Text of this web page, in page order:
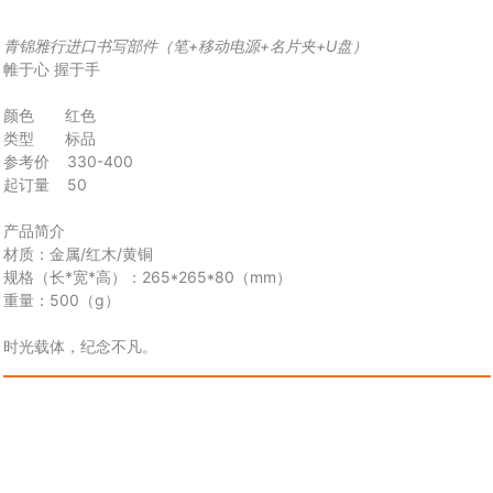
青锦雅行进口书写部件（笔+移动电源+名片夹+U盘）
帷于心 握于手
颜色 红色
类型 标品
参考价 330-400
起订量 50
产品简介
材质： 金属/红木/黄铜
规格（长*宽*高）： 265*265*80（mm）
重量： 500 （g）
时光载体，纪念不凡。